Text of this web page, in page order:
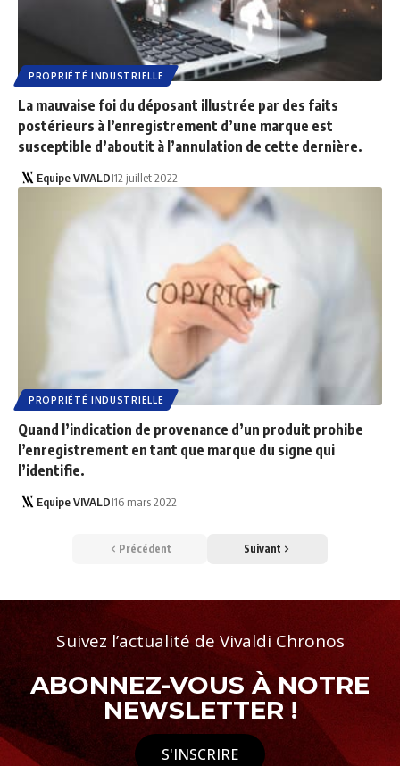
PROPRIÉTÉ INDUSTRIELLE
La mauvaise foi du déposant illustrée par des faits
postérieurs à l’enregistrement d’une marque est
susceptible d’aboutit à l’annulation de cette dernière.
Equipe VIVALDI12 juillet 2022
PROPRIÉTÉ INDUSTRIELLE
Quand l’indication de provenance d’un produit prohibe
l’enregistrement en tant que marque du signe qui
l’identifie.
Equipe VIVALDI16 mars 2022
Précédent Suivant
Suivez l’actualité de Vivaldi Chronos
ABONNEZ-VOUS À NOTRE
NEWSLETTER !
S'INSCRIRE